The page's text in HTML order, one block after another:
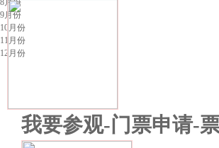
9月份
10月份
11月份
12月份
我要参观-门票申请-